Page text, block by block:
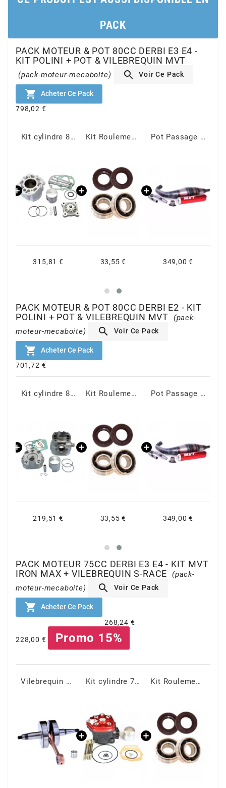
BRIDGESTONE
BUZZETTI
CARENZI
CIF
CL BRAKES
CONTI
CST TIRES
CYCLUS TOOLS
d
DAYCO
DEESTONE
DELLORTO
DERBI
DOMINO
PACK
PACK MOTEUR & POT 80CC DERBI E3 E4 -
KIT POLINI + POT & VILEBREQUIN MVT
(pack-moteur-mecaboite)  Voir Ce Pack

Acheter Ce Pack
798,02 €
Kit cylindre 80cc Polini Alu Derbi Euro 3 et 4 50mm
315,81 €
Kit Roulements C4 + Joints Spi Viton DERBI E2 E3 E4 - MVT
33,55 €
Pot Passage Bas DERBI 70 / 80cc - SC Service Course MVT
349,00 €
PACK MOTEUR & POT 80CC DERBI E2 - KIT
POLINI + POT & VILEBREQUIN MVT
(pack-
moteur-mecaboite)
 Voir Ce Pack

Acheter Ce Pack
701,72 €
Kit cylindre 80cc Polini fonte Derbi Euro 2 50mm
219,51 €
Kit Roulements C4 + Joints Spi Viton DERBI E2 E3 E4 - MVT
33,55 €
Pot Passage Bas DERBI 70 / 80cc - SC Service Course MVT
349,00 €
PACK MOTEUR 75CC DERBI E3 E4 - KIT MVT
IRON MAX + VILEBREQUIN S-RACE
(pack-
moteur-mecaboite)
 Voir Ce Pack

Acheter Ce Pack
268,24 €
228,00 € Promo 15%
Vilebrequin DERBI E3 E4 - MVT S-Race HP20 Kit cylindre 75cc MVT Iron Max Fonte DERBI Euro 3 et 4 48.5mm Kit Roulements C4 + Joints Spi Viton DERBI E2 E3 E4 - MVT